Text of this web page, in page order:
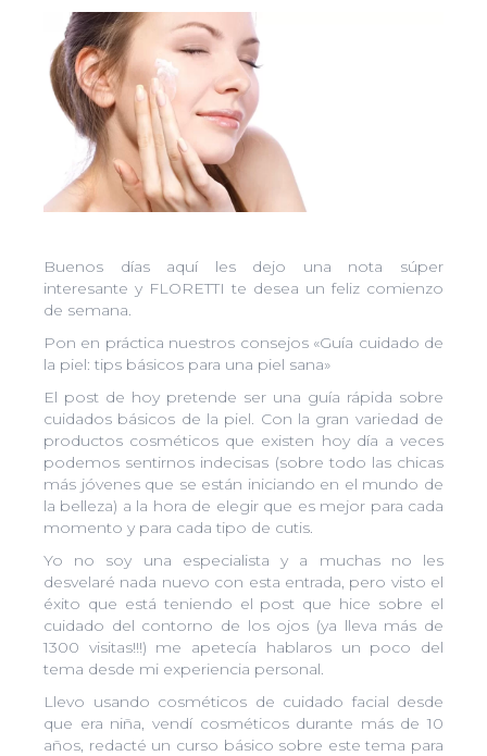
Buenos días aquí les dejo una nota súper
interesante y FLORETTI te desea un feliz comienzo
de semana.
Pon en práctica nuestros consejos «Guía cuidado de
la piel: tips básicos para una piel sana»
El post de hoy pretende ser una guía rápida sobre
cuidados básicos de la piel. Con la gran variedad de
productos cosméticos que existen hoy día a veces
podemos sentirnos indecisas (sobre todo las chicas
más jóvenes que se están iniciando en el mundo de
la belleza) a la hora de elegir que es mejor para cada
momento y para cada tipo de cutis.
Yo no soy una especialista y a muchas no les
desvelaré nada nuevo con esta entrada, pero visto el
éxito que está teniendo el post que hice sobre el
cuidado del contorno de los ojos (ya lleva más de
1300 visitas!!!) me apetecía hablaros un poco del
tema desde mi experiencia personal.
Llevo usando cosméticos de cuidado facial desde
que era niña, vendí cosméticos durante más de 10
años, redacté un curso básico sobre este tema para